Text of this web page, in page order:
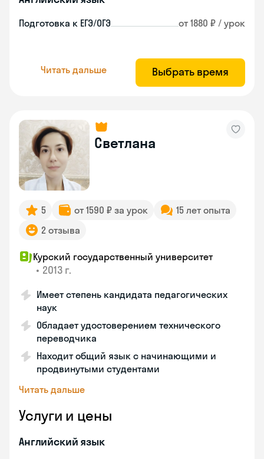
Подготовка к ЕГЭ/ОГЭ от 1880 ₽ / урок
Читать дальше Выбрать время
Светлана
5 от 1590 ₽ за урок
15 лет опыта
2 отзыва
Курский государственный университет
• 2013 г.
Имеет степень кандидата педагогических
наук
Обладает удостоверением технического
переводчика
Находит общий язык с начинающими и
продвинутыми студентами
Читать дальше
Услуги и цены
Английский язык